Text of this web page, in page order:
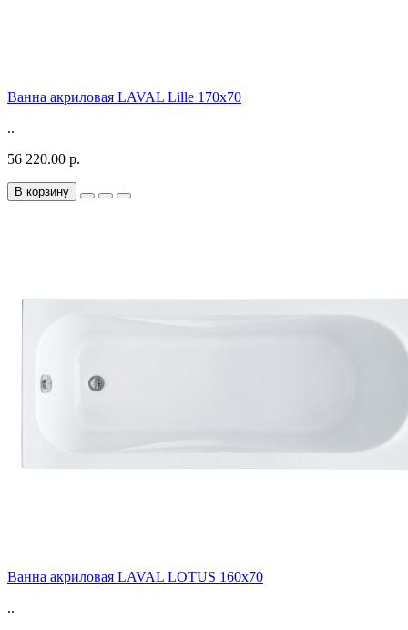
Ванна акриловая LAVAL Lille 170x70
..
56 220.00 р.
В корзину
Ванна акриловая LAVAL LOTUS 160x70
..